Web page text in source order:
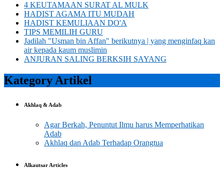
4 KEUTAMAAN SURAT AL MULK
HADIST AGAMA ITU MUDAH
HADIST KEMULIAAN DO'A
TIPS MEMILIH GURU
Jadilah "Usman bin Affan" berikutnya | yang menginfaq kan
air kepada kaum muslimin
ANJURAN SALING BERKSIH SAYANG
Kategory Artikel
Akhlaq & Adab
Agar Berkah, Penuntut Ilmu harus Memperhatikan
Adab
Akhlaq dan Adab Terhadap Orangtua
Alkautsar Articles